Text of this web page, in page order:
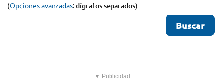
(Opciones avanzadas:dígrafos separados)
▼ Publicidad